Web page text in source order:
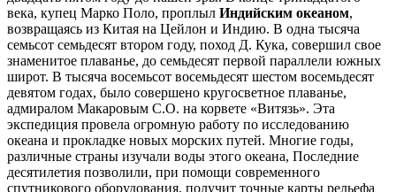
века, купец Марко Поло, проплыл Индийским океаном,
возвращаясь из Китая на Цейлон и Индию. В одна тысяча
семьсот семьдесят втором году, поход Д. Кука, совершил свое
знаменитое плаванье, до семьдесят первой параллели южных
широт. В тысяча восемьсот восемьдесят шестом восемьдесят
девятом годах, было совершено кругосветное плаванье,
адмиралом Макаровым С.О. на корвете «Витязь». Эта
экспедиция провела огромную работу по исследованию
океана и прокладке новых морских путей. Многие годы,
различные страны изучали воды этого океана, Последние
десятилетия позволили, при помощи современного
спутникового оборудования, получит точные карты рельефа